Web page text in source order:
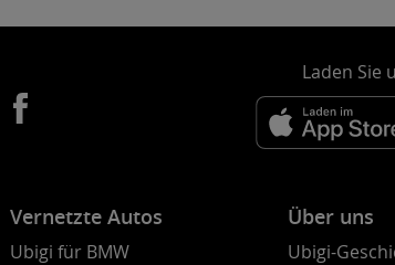
Laden Sie
Vernetzte Autos
Ubigi für BMW
Über uns
Ubigi-